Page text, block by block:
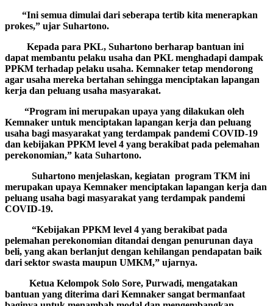
“Ini semua dimulai dari seberapa tertib kita menerapkan
prokes,” ujar Suhartono.
Kepada para PKL, Suhartono berharap bantuan ini
dapat membantu pelaku usaha dan PKL menghadapi dampak
PPKM terhadap pelaku usaha. Kemnaker tetap mendorong
agar usaha mereka bertahan sehingga menciptakan lapangan
kerja dan peluang usaha masyarakat.
“Program ini merupakan upaya yang dilakukan oleh
Kemnaker untuk menciptakan lapangan kerja dan peluang
usaha bagi masyarakat yang terdampak pandemi COVID-19
dan kebijakan PPKM level 4 yang berakibat pada pelemahan
perekonomian,” kata Suhartono.
Suhartono menjelaskan, kegiatan program TKM ini
merupakan upaya Kemnaker menciptakan lapangan kerja dan
peluang usaha bagi masyarakat yang terdampak pandemi
COVID-19.
“Kebijakan PPKM level 4 yang berakibat pada
pelemahan perekonomian ditandai dengan penurunan daya
beli, yang akan berlanjut dengan kehilangan pendapatan baik
dari sektor swasta maupun UMKM,” ujarnya.
Ketua Kelompok Solo Sore, Purwadi, mengatakan
bantuan yang diterima dari Kemnaker sangat bermanfaat